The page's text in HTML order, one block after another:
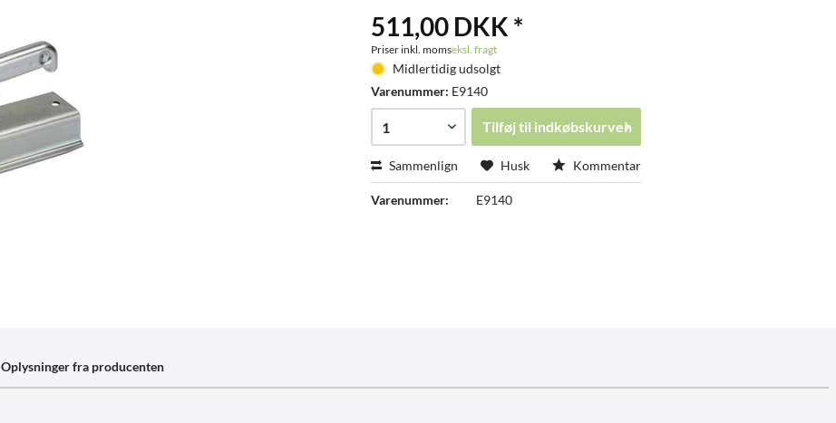
511,00 DKK *
Priser inkl. momseksl. fragt
Midlertidig udsolgt
Varenummer: E9140
Tilføj til indkøbskurven
Sammenlign Husk Kommentar
Varenummer: E9140
Oplysninger fra producenten